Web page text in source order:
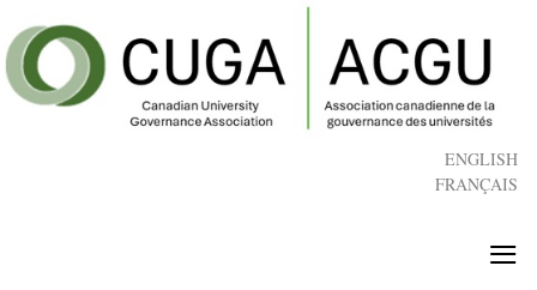
to
main
content
ENGLISH
FRANÇAIS
≡